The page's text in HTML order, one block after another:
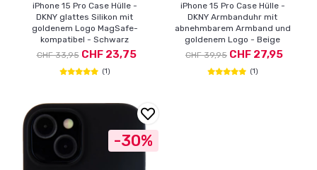
iPhone 15 Pro Case Hülle -
DKNY glattes Silikon mit
goldenem Logo MagSafe-
kompatibel - Schwarz
CHF 33,95CHF 23,75
(1)
iPhone 15 Pro Case Hülle -
DKNY Armbanduhr mit
abnehmbarem Armband und
goldenem Logo - Beige
CHF 39,95 CHF 27,95
(1)
-30%